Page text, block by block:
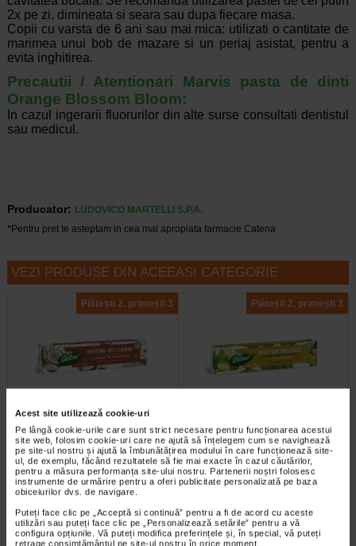
Acest site utilizează cookie-uri
Pe lângă cookie-urile care sunt strict necesare pentru funcționarea acestui
site web, folosim cookie-uri care ne ajută să înțelegem cum se navighează
pe site-ul nostru și ajută la îmbunătățirea modului în care funcționează site-
ul, de exemplu, făcând rezultatele să fie mai exacte în cazul căutărilor,
pentru a măsura performanța site-ului nostru. Partenerii noștri folosesc
instrumente de urmărire pentru a oferi publicitate personalizată pe baza
obiceiurilor dvs. de navigare.
Puteți face clic pe „Acceptă si continuă” pentru a fi de acord cu aceste
utilizări sau puteți face clic pe „Personalizează setările” pentru a vă
configura opțiunile. Vă puteți modifica preferințele și, în special, vă puteți
retrage consimțământul pe site-ul nostru în orice moment.
2x pe zi, dimineata si seara sau dupa fiecare masa.
Copii cu varsta de 6 ani sau mai mica: utilizati o cantitate de
marimea unui bob de mazare si un periaj asistat, pentru a
evita inghitirea.
Precautii / Atentionari Marvis pasta de dinti
Orange Blossom Bloom:
In cazul ingerarii fluorurilor din alte surse consultati dentistul
sau medicul.
Producator:
LUDOVICO MARTELLI S.P.A.
*Pentru pret te asteptam in cea mai apropiata farmacie Catena
VEZI PRODUSE DIN ACEEASI CATEGORIE
Plătești 2, primești 3
Pasta de dinti albire si curatare
profunda cu Ulei de Cocos…
Pasta de dinti Dabur cu ulei de
cocos si bicarbonat de sodiu are o
formula delicata, ideala pentru…
Plătești 2, primești 3
Pasta de dinti respiratie
proaspata si protectia…
Pasta de dinti Dabur cu ghimbir si
menta combina efectele calmante